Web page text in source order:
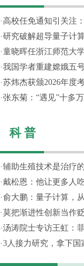
· 高校任免通知引关注
·研究破解超导量子计
·童晓晖任浙江师范大
·我国学者重建嫦娥五
·苏炜杰获颁2026年度
·张东菊：“遇见”十多
科 普
·辅助生殖技术是治疗
·戴松恩：他让更多人
·俞大鹏：量子计算，
·莫把渐进性创新当作
·汤涛院士专访王虹：
·3人接力研究，拿下